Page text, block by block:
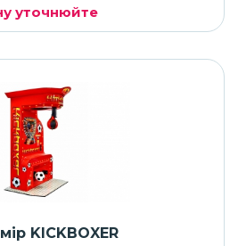
уточнюйте
KICKBOXER